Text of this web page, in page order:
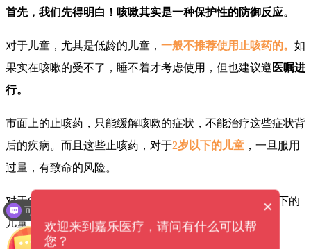
首先，我们先得明白！咳嗽其实是一种保护性的防御反应。
对于儿童，尤其是低龄的儿童， 一般不推荐使用止咳药的。 如
果实在咳嗽的受不了，睡不着才考虑使用，但也建议遵 医嘱进
行。
市面上的止咳药，只能缓解咳嗽的症状，不能治疗这些症状背
后的疾病。而且这些止咳药，对于2岁以下的儿童 ，一旦服用
过量，有致命的风险。
对于6岁以下的儿童，不要使用非处方的咳嗽药。12岁以下的
儿童，也要尽量避免使用止咳药。
可以提供解决方案吗？
设备价格是多少钱？
×
欢迎来到嘉乐医疗，请问有什么可以帮
您？